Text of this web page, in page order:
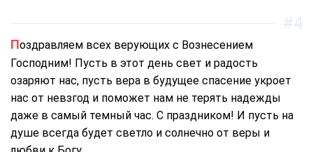
Поздравляем всех верующих с Вознесением
Господним! Пусть в этот день свет и радость
озаряют нас, пусть вера в будущее спасение укроет
нас от невзгод и поможет нам не терять надежды
даже в самый темный час. С праздником! И пусть на
душе всегда будет светло и солнечно от веры и
#4